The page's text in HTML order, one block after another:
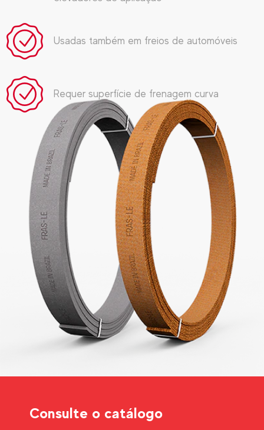
Usadas também em freios de automóveis
Requer superfície de frenagem curva
Consulte o catálogo